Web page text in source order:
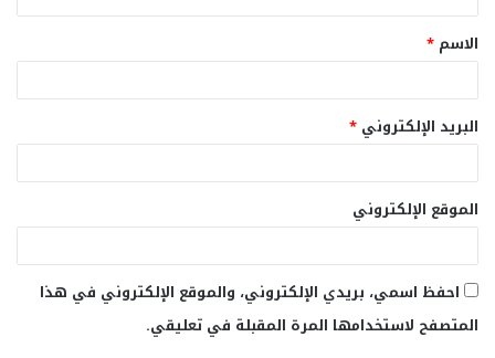
ق
*
الاسم *
البريد الإلكتروني *
الموقع الإلكتروني
احفظ اسمي، بريدي الإلكتروني، والموقع الإلكتروني في هذا
المتصفح لاستخدامها المرة المقبلة في تعليقي.